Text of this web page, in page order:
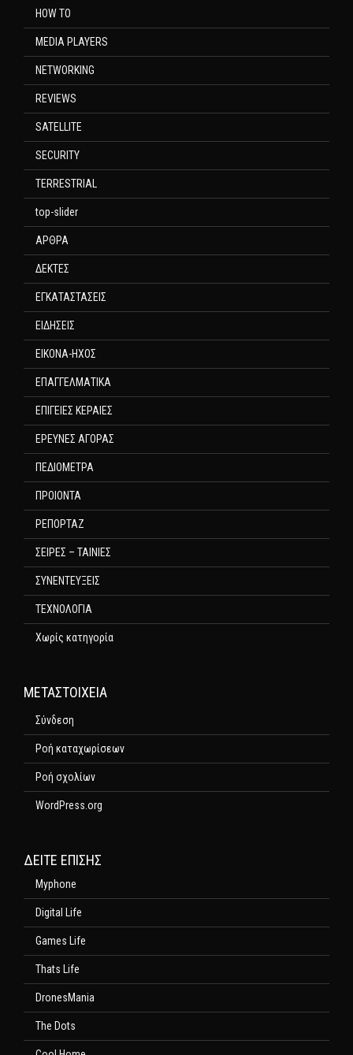
HOW TO
MEDIA PLAYERS
NETWORKING
REVIEWS
SATELLITE
SECURITY
TERRESTRIAL
top-slider
ΑΡΘΡΑ
ΔΕΚΤΕΣ
ΕΓΚΑΤΑΣΤΑΣΕΙΣ
ΕΙΔΗΣΕΙΣ
ΕΙΚΟΝΑ-ΗΧΟΣ
ΕΠΑΓΓΕΛΜΑΤΙΚΑ
ΕΠΙΓΕΙΕΣ ΚΕΡΑΙΕΣ
ΕΡΕΥΝΕΣ ΑΓΟΡΑΣ
ΠΕΔΙΟΜΕΤΡΑ
ΠΡΟΙΟΝΤΑ
ΡΕΠΟΡΤΑΖ
ΣΕΙΡΕΣ – ΤΑΙΝΙΕΣ
ΣΥΝΕΝΤΕΥΞΕΙΣ
ΤΕΧΝΟΛΟΓΙΑ
Χωρίς κατηγορία
ΜΕΤΑΣΤΟΙΧΕΊΑ
Σύνδεση
Ροή καταχωρίσεων
Ροή σχολίων
WordPress.org
ΔΕΊΤΕ ΕΠΊΣΗΣ
Myphone
Digital Life
Games Life
Thats Life
DronesMania
The Dots